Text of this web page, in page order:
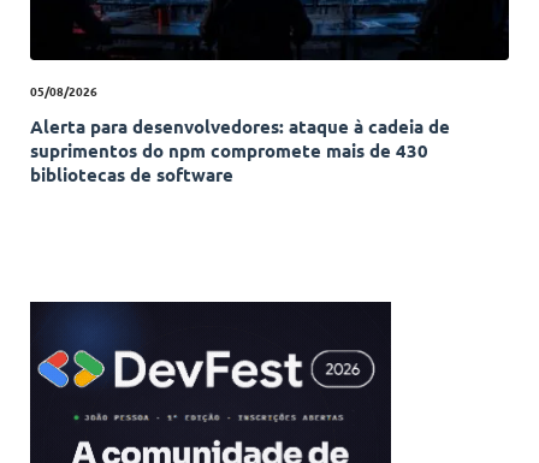
05/08/2026
Alerta para desenvolvedores: ataque à cadeia de
suprimentos do npm compromete mais de 430
bibliotecas de software